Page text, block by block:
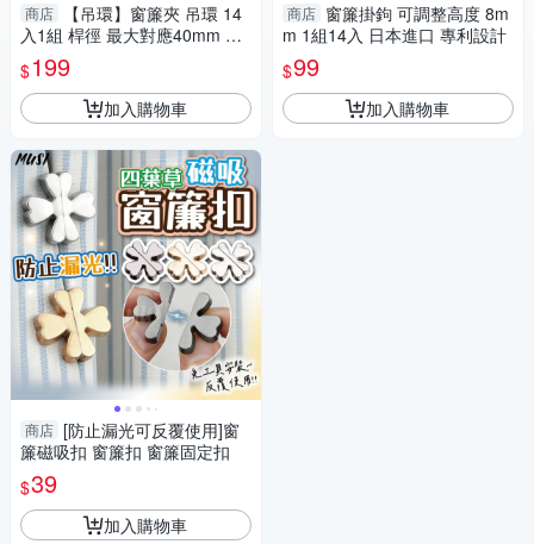
商店
【吊環】窗簾夾 吊環 14
入1組 桿徑 最大對應40mm 配
件 鱷魚夾 五金用品
$199
加入購物車
商店 [防止漏光可反覆使用]窗
簾磁吸扣 窗簾扣 窗簾固定扣
$39
加入購物車
商店 窗簾掛鉤 可調整高度 8m
m 1組14入 日本進口 專利設計
$99
加入購物車